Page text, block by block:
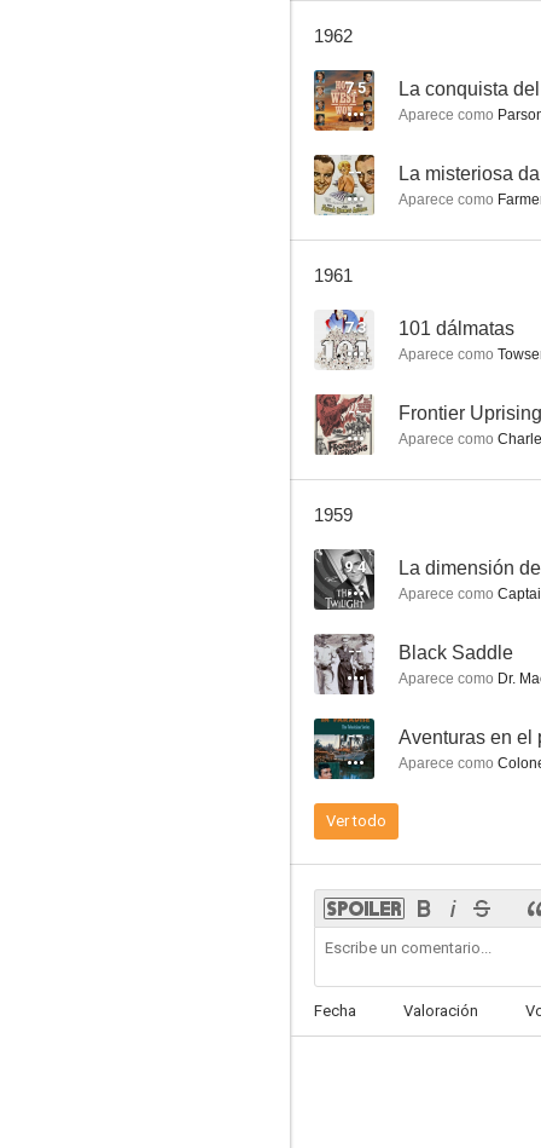
Montana
--
Jack y el gigante asesino
Most Dangerous Man Alive
1962
7.5 La conquista
Aparece como
-- La misteriosa
Aparece como
1961
7.3 101 dálmatas
Aparece como
-- Frontier Uprising
Aparece como
1959
9.4 La dimensión
Aparece como
-- Black Saddle
Aparece como Dr.
-- Aventuras en el
Aparece como
Ver todo
Fecha Valoración